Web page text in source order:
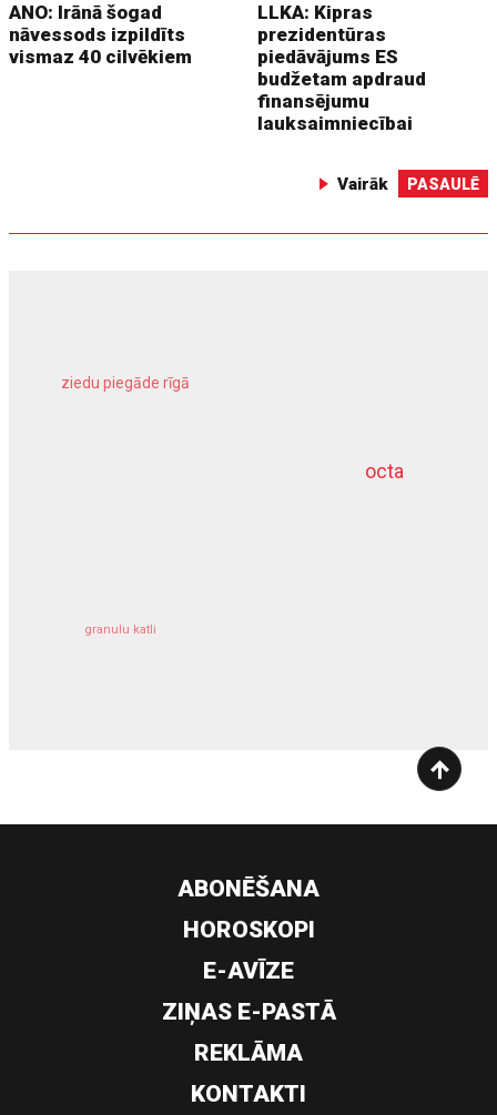
ANO: Irānā šogad
nāvessods izpildīts
vismaz 40 cilvēkiem
LLKA: Kipras
prezidentūras
piedāvājums ES
budžetam apdraud
finansējumu
lauksaimniecībai
Vairāk PASAULĒ
octa
ziedu piegāde rīgā
granulu katli
dziļurbums
ABONĒŠANA
HOROSKOPI
E-AVĪZE
ZIŅAS E-PASTĀ
REKLĀMA
KONTAKTI